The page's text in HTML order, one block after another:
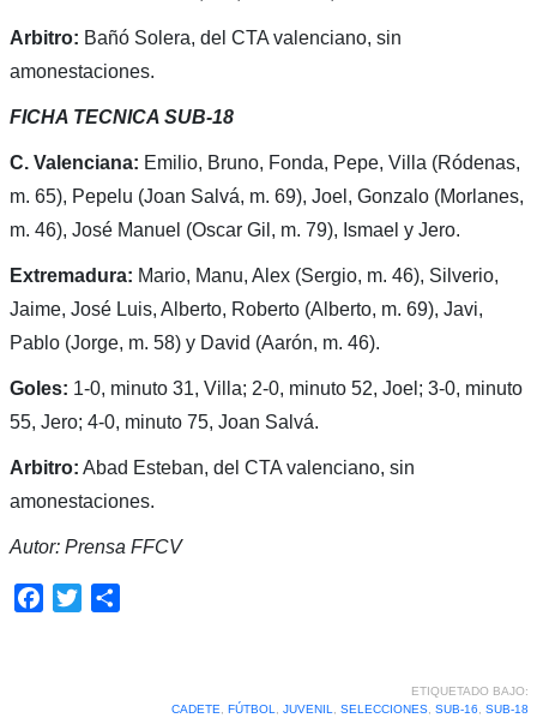
Arbitro: Bañó Solera, del CTA valenciano, sin
amonestaciones.
FICHA TECNICA SUB-18
C. Valenciana: Emilio, Bruno, Fonda, Pepe, Villa (Ródenas,
m. 65), Pepelu (Joan Salvá, m. 69), Joel, Gonzalo (Morlanes,
m. 46), José Manuel (Oscar Gil, m. 79), Ismael y Jero.
Extremadura: Mario, Manu, Alex (Sergio, m. 46), Silverio,
Jaime, José Luis, Alberto, Roberto (Alberto, m. 69), Javi,
Pablo (Jorge, m. 58) y David (Aarón, m. 46).
Goles: 1-0, minuto 31, Villa; 2-0, minuto 52, Joel; 3-0, minuto
55, Jero; 4-0, minuto 75, Joan Salvá.
Arbitro: Abad Esteban, del CTA valenciano, sin
amonestaciones.
Autor: Prensa FFCV
Facebook
Twitter
ETIQUETADO BAJO:
CADETE
FÚTBOL JUVENIL SELECCIONES, SUB-16 SUB-18